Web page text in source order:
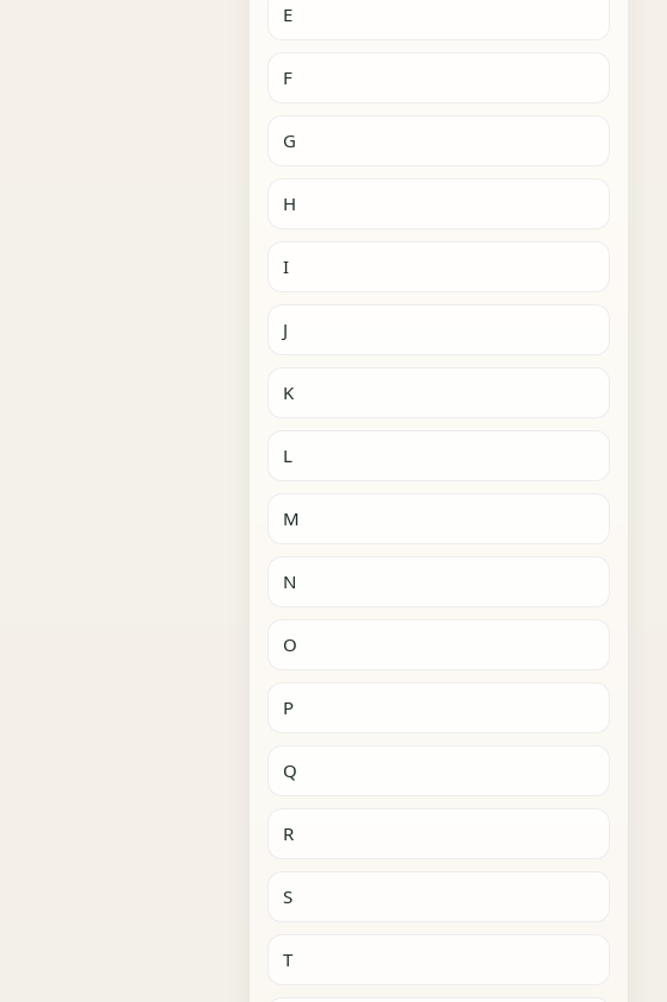
E
F
G
H
I
J
K
L
M
N
O
P
Q
R
S
T